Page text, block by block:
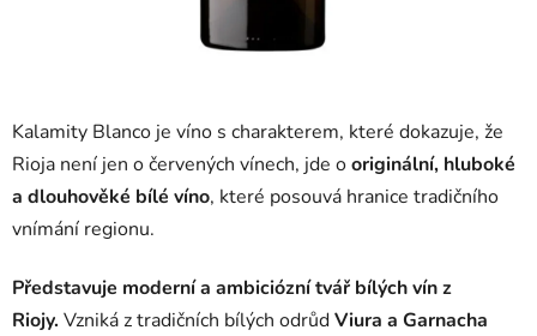
Kalamity Blanco je víno s charakterem, které dokazuje, že
Rioja není jen o červených vínech, jde ooriginální, hluboké
a dlouhověké bílé víno, které posouvá hranice tradičního
vnímání regionu.
Představuje moderní a ambiciózní tvář bílých vín z
Riojy. Vzniká z tradičních bílých odrůdViura a Garnacha